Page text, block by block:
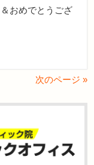
おめでとうござ
次のページ »